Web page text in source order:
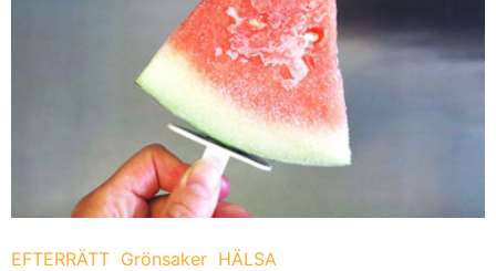
EFTERRÄTT Grönsaker HÄLSA